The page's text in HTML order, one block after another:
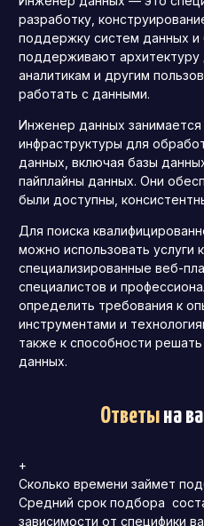
разработку,
поддержку систем данных и
поддерживают архитектуру
аналитикам и другим
работать с данными.
Инженер данных
инфраструктуры для
данных, включая базы
пайплайны данных. Они
были доступны,
Для поиска
можно использовать услуги
специализированные веб-
специалистов и
определить требования к
инструментами и
также к способности
данных.
Ответына
+
Сколько времени займет
Средний срок подбора
зависимости от специфики